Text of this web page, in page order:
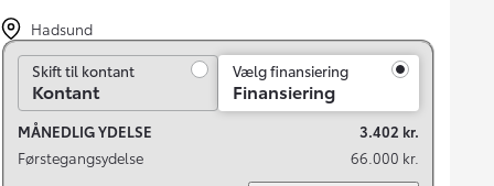
Hadsund
Skift til kontant
Skift til kontant
Kontant
Vælg finansiering
Finansiering
MÅNEDLIG YDELSE
3.402 kr.
Førstegangsydelse
66.000 kr.